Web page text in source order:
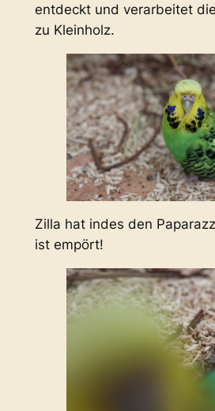
entdeckt und verarbeitet
zu Kleinholz.
Zilla hat indes den
ist empört!